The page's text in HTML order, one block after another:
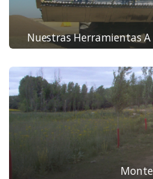
Nuestras Herramientas A
Monte